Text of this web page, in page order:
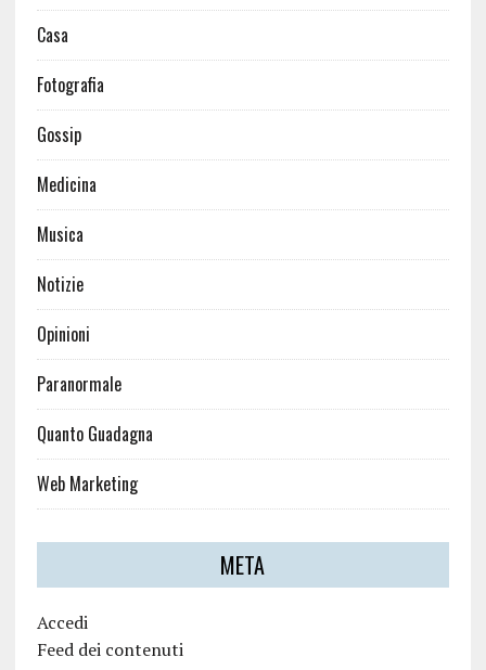
Casa
Fotografia
Gossip
Medicina
Musica
Notizie
Opinioni
Paranormale
Quanto Guadagna
Web Marketing
META
Accedi
Feed dei contenuti